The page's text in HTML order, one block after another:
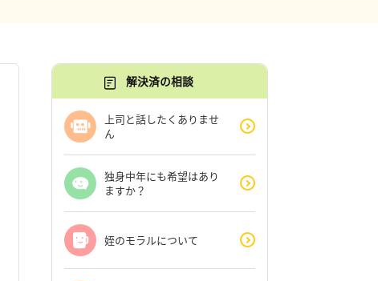
解決済の相談
上司と話したくありませ
ん
独身中年にも希望はあり
ますか？
姪のモラルについて